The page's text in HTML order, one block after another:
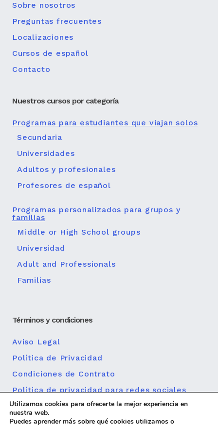
Sobre nosotros
Preguntas frecuentes
Localizaciones
Cursos de español
Contacto
Nuestros cursos por categoría
Programas para estudiantes que viajan solos
Secundaria
Universidades
Adultos y profesionales
Profesores de español
Programas personalizados para grupos y
familias
Middle or High School groups
Universidad
Adult and Professionals
Familias
Términos y condiciones
Aviso Legal
Política de Privacidad
Condiciones de Contrato
Política de privacidad para redes sociales
Política de cookies
Utilizamos cookies para ofrecerte la mejor experiencia en
nuestra web.
Puedes aprender más sobre qué cookies utilizamos o